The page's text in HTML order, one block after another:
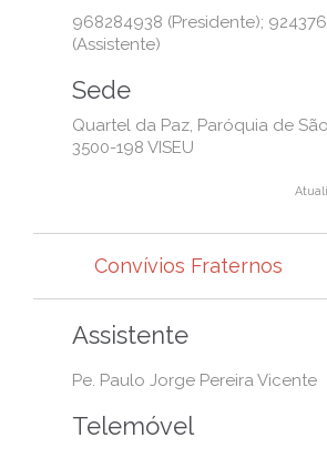
968284938 (Presidente);
(Assistente)
Sede
Quartel da Paz, Paróquia de
3500-198 VISEU
Convívios Fraternos
Assistente
Pe. Paulo Jorge Pereira Vicente
Telemóvel